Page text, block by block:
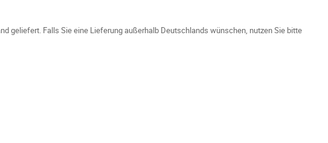
geliefert. Falls Sie eine Lieferung außerhalb Deutschlands wünschen, nutzen Sie bitte